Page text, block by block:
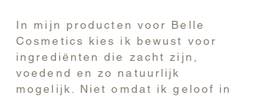
​I n mijn producten voor Belle
Cosmetics kies ik bewust voor
ingrediënten die zacht zijn,
voedend en zo natuurlijk
mogelijk. Niet omdat ik geloof in